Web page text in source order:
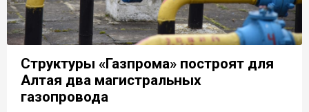
Структуры «Газпрома» построят для
Алтая два магистральных
газопровода